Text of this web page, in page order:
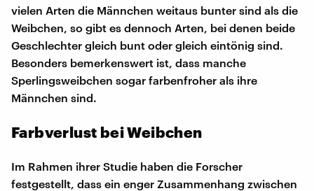
vielen Arten die Männchen weitaus bunter sind als die
Weibchen, so gibt es dennoch Arten, bei denen beide
Geschlechter gleich bunt oder gleich eintönig sind.
Besonders bemerkenswert ist, dass manche
Sperlingsweibchen sogar farbenfroher als ihre
Männchen sind.
Farbverlust bei Weibchen
Im Rahmen ihrer Studie haben die Forscher
festgestellt, dass ein enger Zusammenhang zwischen